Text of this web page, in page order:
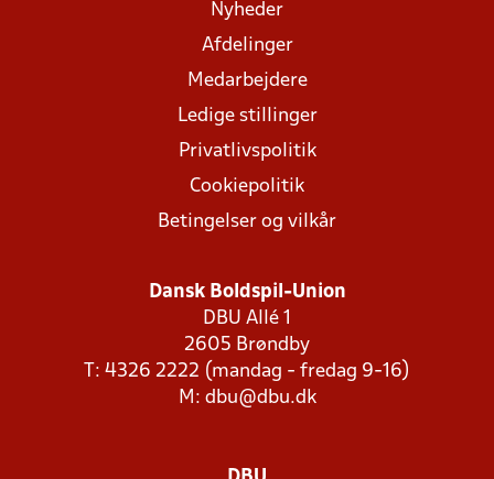
Nyheder
Afdelinger
Medarbejdere
Ledige stillinger
Privatlivspolitik
Cookiepolitik
Betingelser og vilkår
Dansk Boldspil-Union
DBU Allé 1
2605 Brøndby
T: 4326 2222 (mandag - fredag 9-16)
M: dbu@dbu.dk